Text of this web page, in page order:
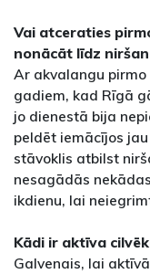
Vai atceraties
nonācāt līdz
Ar akvalangu
gadiem, kad Rīgā
jo dienestā bija
peldēt iemācījos
stāvoklis atbilst
nesagādās
ikdienu, lai
Kādi ir aktīva
Galvenais, lai